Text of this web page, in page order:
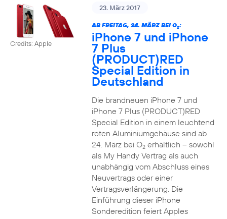
Credits: Apple
23. März 2017
AB FREITAG, 24. MÄRZ BEI O2:
iPhone 7 und iPhone
7 Plus
(PRODUCT)RED
Special Edition in
Deutschland
Die brandneuen iPhone 7 und
iPhone 7 Plus (PRODUCT)RED
Special Edition in einem leuchtend
roten Aluminiumgehäuse sind ab
24. März bei O2erhältlich – sowohl
als My Handy Vertrag als auch
unabhängig vom Abschluss eines
Neuvertrags oder einer
Vertragsverlängerung. Die
Einführung dieser iPhone
Sonderedition feiert Apples